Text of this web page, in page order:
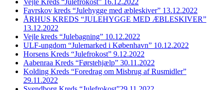
Vejle Kreds “Julefrokost” 16.12.2022
Favrskov kreds “Julehygge med æbleskiver” 13.12.2022
ÅRHUS KREDS “JULEHYGGE MED ÆBLESKIVER”
13.12.2022
Vejle kreds “Julebagning” 10.12.2022
ULF-ungdom “Julemarked i København” 10.12.2022
Horsens Kreds “Julefrokost” 9.12.2022
Aabenraa Kreds “Førstehjælp” 30.11.2022
Kolding Kreds “Foredrag om Misbrug af Rusmidler”
29.11.2022